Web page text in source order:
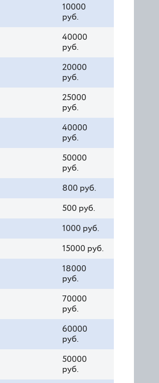
10000
руб.
40000
руб.
20000
руб.
25000
руб.
40000
руб.
50000
руб.
800 руб.
500 руб.
1000 руб.
15000 руб.
18000
руб.
70000
руб.
60000
руб.
50000
руб.